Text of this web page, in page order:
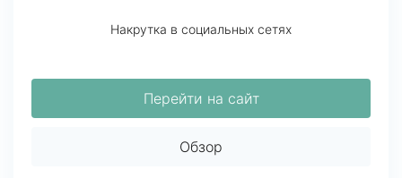
Накрутка в социальных сетях
Перейти на сайт
Обзор